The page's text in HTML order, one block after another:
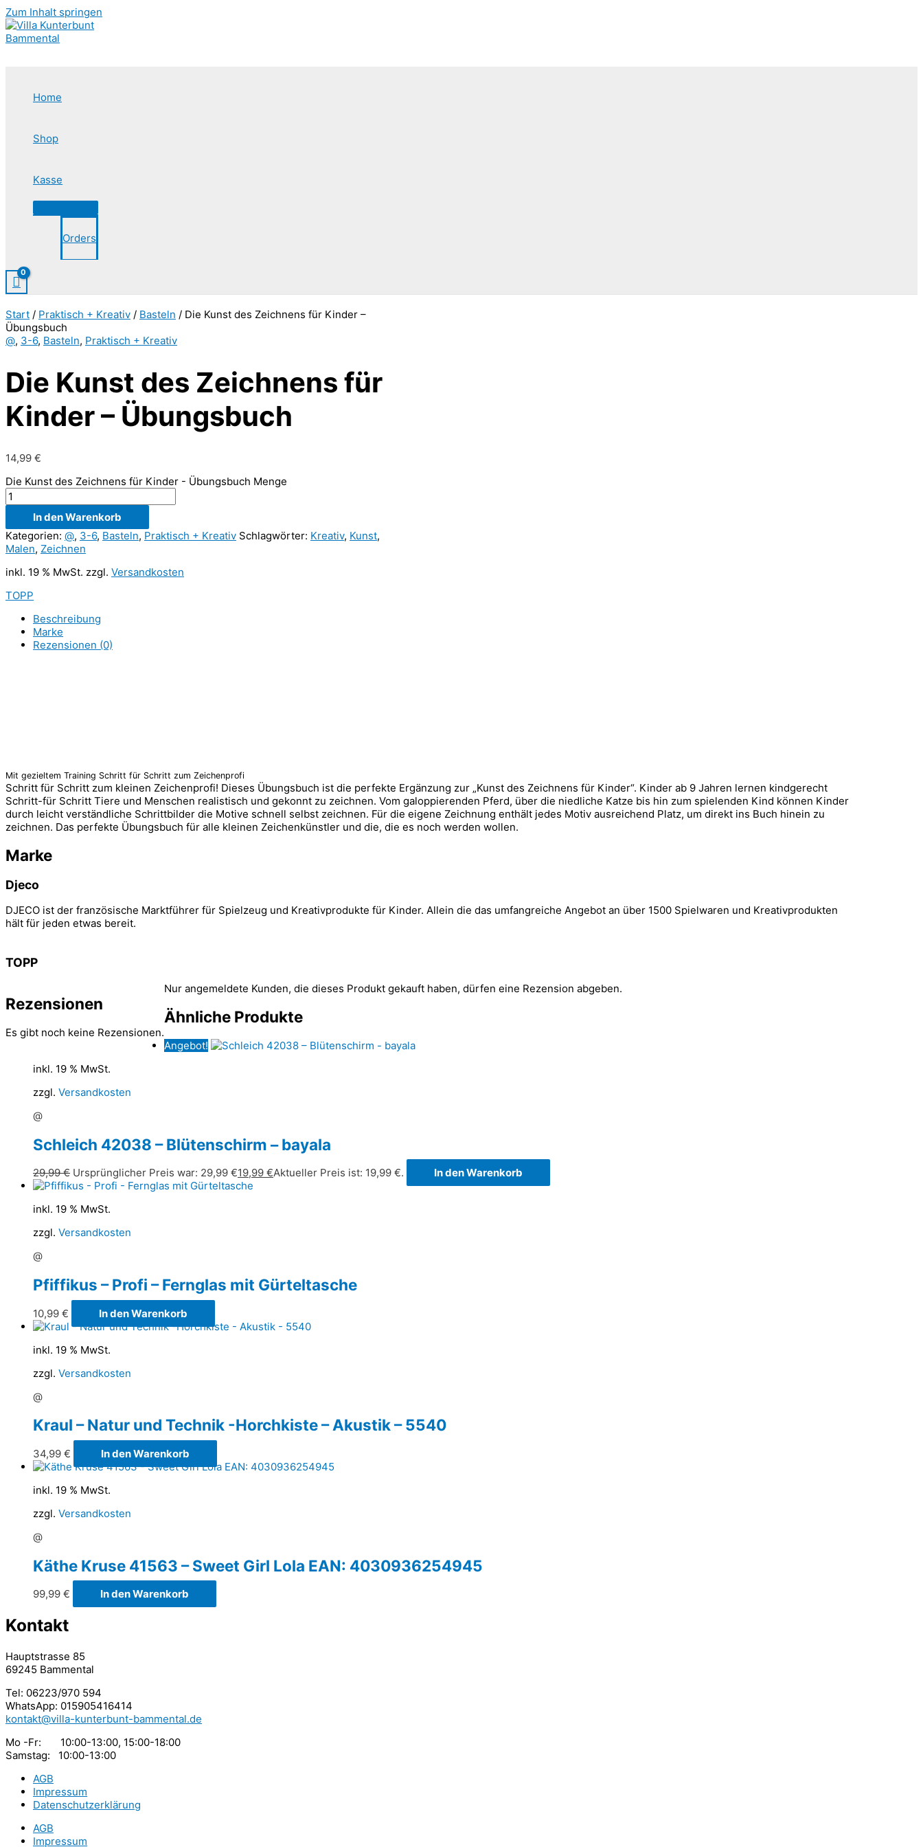
Zum Inhalt springen
Home
Shop
Kasse
Orders
Start / Praktisch + Kreativ / Basteln / Die Kunst des Zeichnens für Kinder –
Übungsbuch
@, 3-6, Basteln, Praktisch + Kreativ
Die Kunst des Zeichnens für
Kinder – Übungsbuch
14,99 €
Die Kunst des Zeichnens für Kinder - Übungsbuch Menge
In den Warenkorb
Kategorien: @, 3-6, Basteln, Praktisch + Kreativ Schlagwörter: Kreativ, Kunst,
Malen, Zeichnen
inkl. 19 % MwSt. zzgl. Versandkosten
TOPP
Beschreibung
Marke
Rezensionen (0)
Mit gezieltem Training Schritt für Schritt zum Zeichenprofi
Schritt für Schritt zum kleinen Zeichenprofi! Dieses Übungsbuch ist die perfekte Ergänzung zur „Kunst des Zeichnens für Kinder“. Kinder ab 9 Jahren lernen kindgerecht
Schritt-für Schritt Tiere und Menschen realistisch und gekonnt zu zeichnen. Vom galoppierenden Pferd, über die niedliche Katze bis hin zum spielenden Kind können Kinder
durch leicht verständliche Schrittbilder die Motive schnell selbst zeichnen. Für die eigene Zeichnung enthält jedes Motiv ausreichend Platz, um direkt ins Buch hinein zu
zeichnen. Das perfekte Übungsbuch für alle kleinen Zeichenkünstler und die, die es noch werden wollen.
Marke
Djeco
DJECO ist der französische Marktführer für Spielzeug und Kreativprodukte für Kinder. Allein die das umfangreiche Angebot an über 1500 Spielwaren und Kreativprodukten
hält für jeden etwas bereit.
TOPP
Rezensionen
Es gibt noch keine Rezensionen.
Nur angemeldete Kunden, die dieses Produkt gekauft haben, dürfen eine Rezension abgeben.
Ähnliche Produkte
Angebot!
inkl. 19 % MwSt.
zzgl. Versandkosten
@
Schleich 42038 – Blütenschirm – bayala
29,99€ Ursprünglicher Preis war: 29,99 €19,99 €Aktueller Preis ist: 19,99 €. In den Warenkorb
inkl. 19 % MwSt.
zzgl. Versandkosten
@
Pfiffikus – Profi – Fernglas mit Gürteltasche
10,99 € In den Warenkorb
inkl. 19 % MwSt.
zzgl. Versandkosten
@
Kraul – Natur und Technik -Horchkiste – Akustik – 5540
34,99 € In den Warenkorb
inkl. 19 % MwSt.
zzgl. Versandkosten
@
Käthe Kruse 41563 – Sweet Girl Lola EAN: 4030936254945
99,99 € In den Warenkorb
Kontakt
Hauptstrasse 85
69245 Bammental
Tel: 06223/970 594
WhatsApp: 015905416414
kontakt@villa-kunterbunt-bammental.de
Mo -Fr: 10:00-13:00, 15:00-18:00
Samstag: 10:00-13:00
AGB
Impressum
Datenschutzerklärung
AGB
Impressum